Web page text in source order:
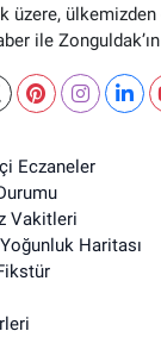
üzere,
ile
Eczaneler
Vakitleri
Haritası